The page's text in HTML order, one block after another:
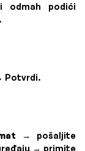
odmah podići
Potvrdi.
→ pošaljite
→ primite